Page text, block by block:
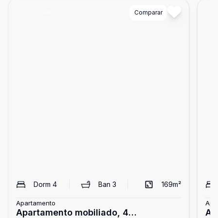
Comparar
Dorm 4 Ban3 169m²
Apartamento
Apartamento mobiliado, 4